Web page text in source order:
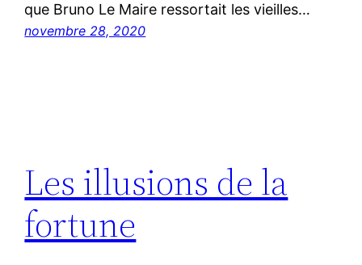
que Bruno Le Maire ressortait les vieilles…
novembre 28, 2020
Les illusions de la
fortune